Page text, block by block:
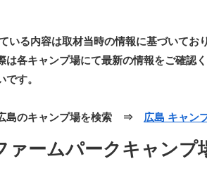
いる内容は取材当時の情報に基づいてお
は各キャンプ場にて最新の情報をご確認
です。
島のキャンプ場を検索 ⇒ 広島 キャン
ァームパークキャンプ